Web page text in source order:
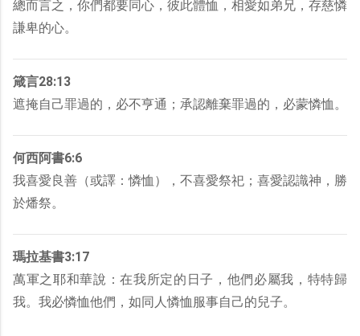
總而言之，你們都要同心，彼此體恤，相愛如弟兄，存慈憐
謙卑的心。
箴言28:13
遮掩自己罪過的，必不亨通；承認離棄罪過的，必蒙憐恤。
何西阿書6:6
我喜愛良善（或譯：憐恤），不喜愛祭祀；喜愛認識神，勝
於燔祭。
瑪拉基書3:17
萬軍之耶和華說：在我所定的日子，他們必屬我，特特歸
我。我必憐恤他們，如同人憐恤服事自己的兒子。